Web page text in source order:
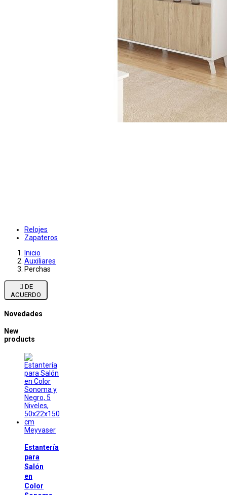
Relojes
Zapateros
Inicio
Auxiliares
Perchas

ACUERDO
Novedades
New
products
Meyvaser
Estantería
para
Salón
en
Color